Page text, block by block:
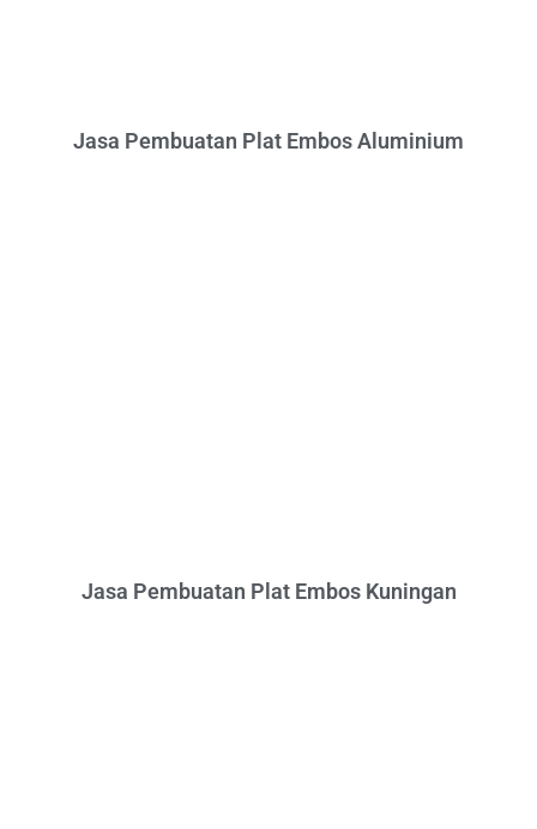
Jasa Pembuatan Plat Embos Aluminium
Jasa Pembuatan Plat Embos Kuningan